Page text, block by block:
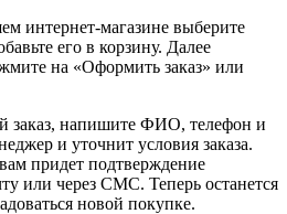
интернет-магазине выберите
его в корзину. Далее
на «Оформить заказ» или
заказ, напишите ФИО, телефон и
и уточнит условия заказа.
придет подтверждение
или через СМС. Теперь останется
новой покупке.